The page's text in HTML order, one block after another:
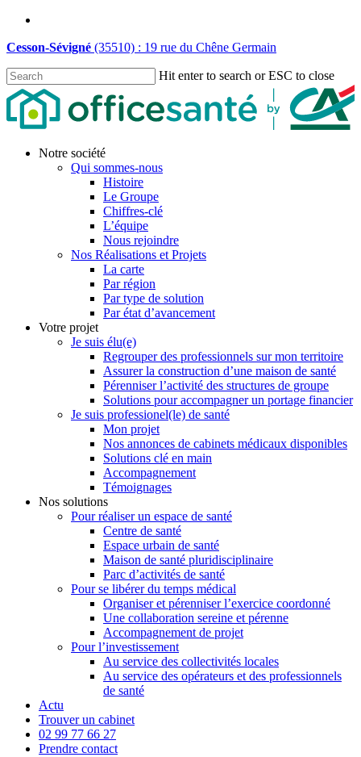
Skip
main
Cesson-Sévigné (35510) : 19 rue du Chêne Germain
Hit enter to search or ESC to close
Close
Search
Menu
Notre société
Qui sommes-nous
Histoire
Le Groupe
Chiffres-clé
L’équipe
Nous rejoindre
Nos Réalisations et Projets
La carte
Par région
Par type de solution
Par état d’avancement
Votre projet
Je suis élu(e)
Regrouper des professionnels sur mon territoire
Assurer la construction d’une maison de santé
Pérenniser l’activité des structures de groupe
Solutions pour accompagner un portage financier
Je suis professionel(le) de santé
Mon projet
Nos annonces de cabinets médicaux disponibles
Solutions clé en main
Accompagnement
Témoignages
Nos solutions
Pour réaliser un espace de santé
Centre de santé
Espace urbain de santé
Maison de santé pluridisciplinaire
Parc d’activités de santé
Pour se libérer du temps médical
Organiser et pérenniser l’exercice coordonné
Une collaboration sereine et pérenne
Accompagnement de projet
Pour l’investissement
Au service des collectivités locales
Au service des opérateurs et des professionnels
de santé
Actu
Trouver un cabinet
02 99 77 66 27
Prendre contact